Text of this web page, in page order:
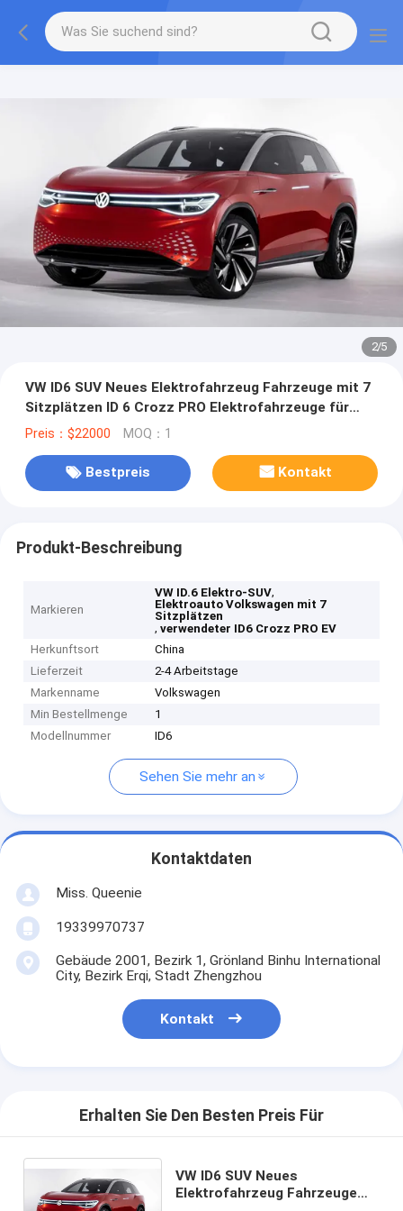
2/5
VW ID6 SUV Neues Elektrofahrzeug Fahrzeuge mit 7
Sitzplätzen ID 6 Crozz PRO Elektrofahrzeuge für
Volkswagen
Preis：$22000 MOQ：1
Bestpreis Kontakt
Produkt-Beschreibung
Markieren
VW ID.6 Elektro-SUV,
Elektroauto Volkswagen mit 7
Sitzplätzen
,verwendeter ID6 Crozz PRO EV
Herkunftsort
China
Lieferzeit
2-4 Arbeitstage
Markenname
Volkswagen
Min Bestellmenge
1
Modellnummer
ID6
Sehen Sie mehr an
Kontaktdaten
Miss. Queenie
19339970737
Gebäude 2001, Bezirk 1, Grönland Binhu International
City, Bezirk Erqi, Stadt Zhengzhou
Kontakt
Erhalten Sie Den Besten Preis Für
VW ID6 SUV Neues
Elektrofahrzeug Fahrzeuge